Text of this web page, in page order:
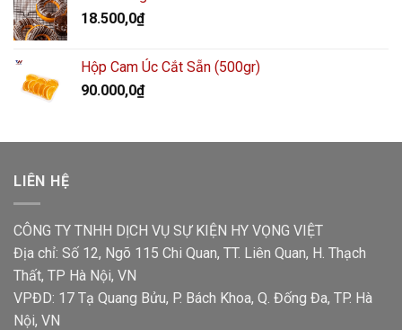
18.500,0₫
Hộp Cam Úc Cắt Sẵn (500gr)
90.000,0₫
LIÊN HỆ
CÔNG TY TNHH DỊCH VỤ SỰ KIỆN HY VỌNG VIỆT
Địa chỉ: Số 12, Ngõ 115 Chi Quan, TT. Liên Quan, H. Thạch
Thất, TP Hà Nội, VN
VPĐD: 17 Tạ Quang Bửu, P. Bách Khoa, Q. Đống Đa, TP. Hà
Nội, VN